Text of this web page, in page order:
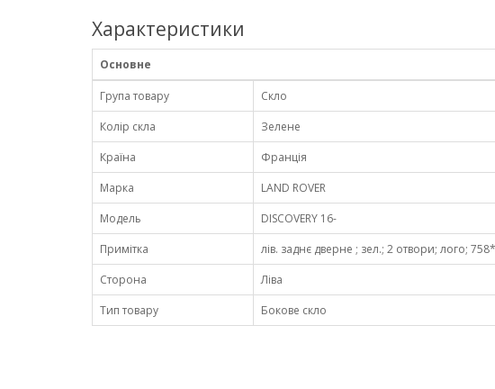
Характеристики
Основне
Група товару
Скло
Колір скла
Зелене
Країна
Франція
Марка
LAND ROVER
Модель
DISCOVERY 16-
Примітка
лів. заднє дверне ; зел.; 2 отвори; лого;
Сторона
Ліва
Тип товару
Бокове скло